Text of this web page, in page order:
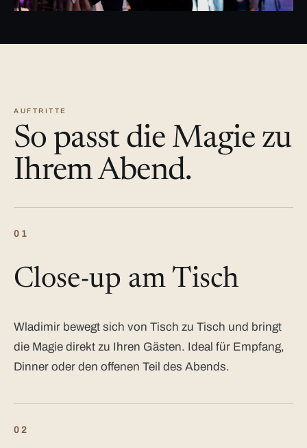
AUFTRITTE
So passt die Magie zu
Ihrem Abend.
01
Close-up am Tisch
Wladimir bewegt sich von Tisch zu Tisch und bringt
die Magie direkt zu Ihren Gästen. Ideal für Empfang,
Dinner oder den offenen Teil des Abends.
02